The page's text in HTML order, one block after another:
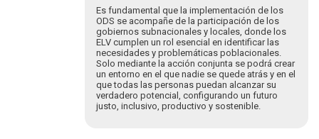
Es fundamental que la implementación de los
ODS se acompañe de la participación de los
gobiernos subnacionales y locales, donde los
ELV cumplen un rol esencial en identificar las
necesidades y problemáticas poblacionales.
Solo mediante la acción conjunta se podrá crear
un entorno en el que nadie se quede atrás y en el
que todas las personas puedan alcanzar su
verdadero potencial, configurando un futuro
justo, inclusivo, productivo y sostenible.